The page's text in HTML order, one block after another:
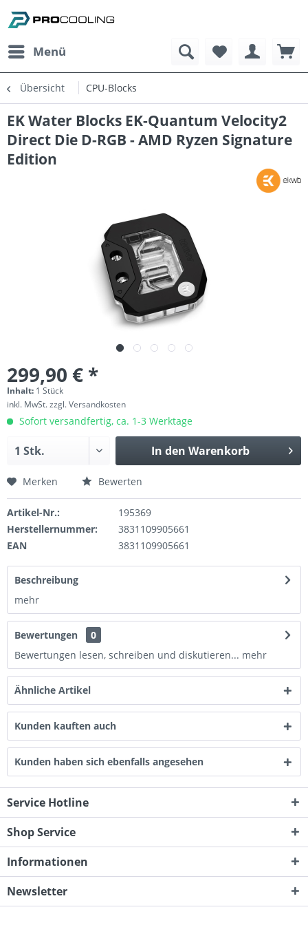
Menü
Übersicht CPU-Blocks
EK Water Blocks EK-Quantum Velocity2
Direct Die D-RGB - AMD Ryzen Signature
Edition
299,90 € *
Inhalt: 1 Stück
inkl. MwSt.zzgl. Versandkosten
Sofort versandfertig, ca. 1-3 Werktage
In den Warenkorb
Merken Bewerten
Artikel-Nr.:
195369
Herstellernummer:
3831109905661
EAN
3831109905661
Beschreibung
mehr
Bewertungen
0
Bewertungen lesen, schreiben und diskutieren... mehr
Ähnliche Artikel
Kunden kauften auch
Kunden haben sich ebenfalls angesehen
Service Hotline
Shop Service
Informationen
Newsletter